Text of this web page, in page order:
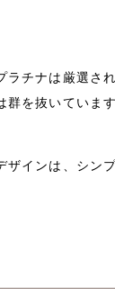
チナは厳選さ
を抜いています
インは、シン